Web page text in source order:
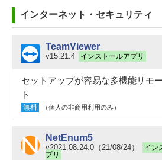
インターネット・セキュリティ
TeamViewer
v15.21.4 インストールアプリ
セットアップが容易な多機能リモ
ト
無料 （個人の非商用利用のみ）
NetEnum5
v2021.08.24.0（21/08/24）
イン
プリ